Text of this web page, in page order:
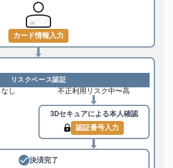
カード情報入力
リスクベース認証
し 不正利用リスク中〜高
3Dセキュアによる本人確認
認証番号入力
決済完了